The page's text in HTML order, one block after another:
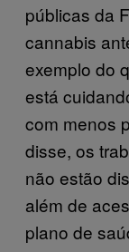
públicas da
cannabis
exemplo do
está
com menos
disse, os
não estão
além de
plano de